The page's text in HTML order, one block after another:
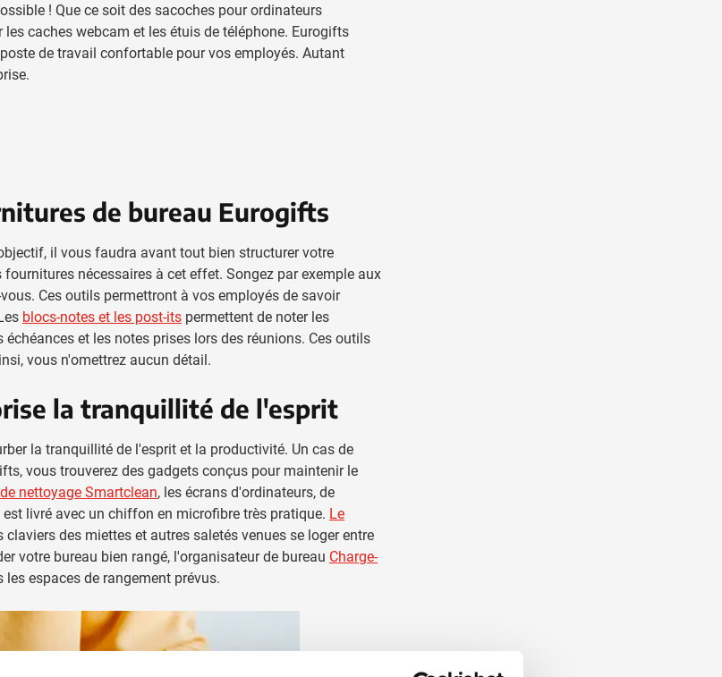
! Que ce soit des sacoches pour ordinateurs
caches webcam et les étuis de téléphone. Eurogifts
de travail confortable pour vos employés. Autant
de bureau Eurogifts
il vous faudra avant tout bien structurer votre
nécessaires à cet effet. Songez par exemple aux
Ces outils permettront à vos employés de savoir
blocs-notes et les post-its permettent de noter les
et les notes prises lors des réunions. Ces outils
vous n'omettrez aucun détail.
la tranquillité de l'esprit
la tranquillité de l'esprit et la productivité. Un cas de
vous trouverez des gadgets conçus pour maintenir le
nettoyage Smartclean, les écrans d'ordinateurs, de
livré avec un chiffon en microfibre très pratique. Le
des miettes et autres saletés venues se loger entre
votre bureau bien rangé, l'organisateur de bureau Charge-
espaces de rangement prévus.